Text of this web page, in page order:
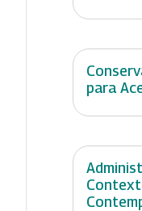
para